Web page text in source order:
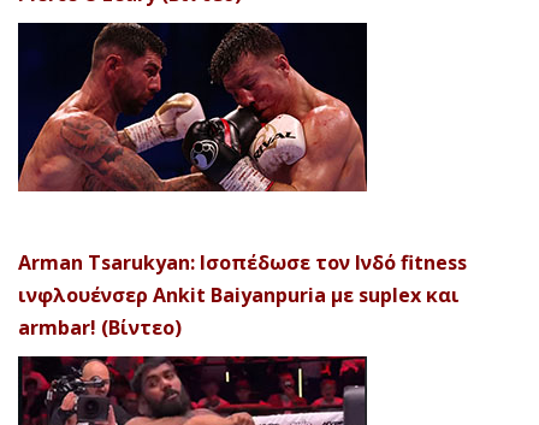
Arman Tsarukyan: Ισοπέδωσε τον Ινδό fitness
ινφλουένσερ Ankit Baiyanpuria με suplex και
armbar! (Βίντεο)